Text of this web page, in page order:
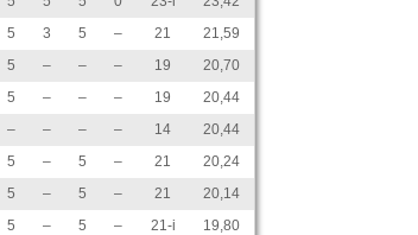
5 3 5 – 21
21,59
5 – – – 19
20,70
5 – – – 19
20,44
– – – – 14
20,44
5 – 5 – 21
20,24
5 – 5 – 21
20,14
5 – 5 – 21-i
19,80